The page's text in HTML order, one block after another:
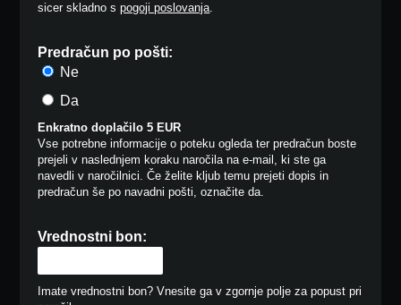
sicer skladno spogoji poslovanja.
Predračun po pošti:
Ne
Da
Enkratno doplačilo 5 EUR
Vse potrebne informacije o poteku ogleda ter predračun boste
prejeli v naslednjem koraku naročila na e-mail, ki ste ga
navedli v naročilnici. Če želite kljub temu prejeti dopis in
predračun še po navadni pošti, označite da.
Vrednostni bon:
Imate vrednostni bon? Vnesite ga v zgornje polje za popust pri